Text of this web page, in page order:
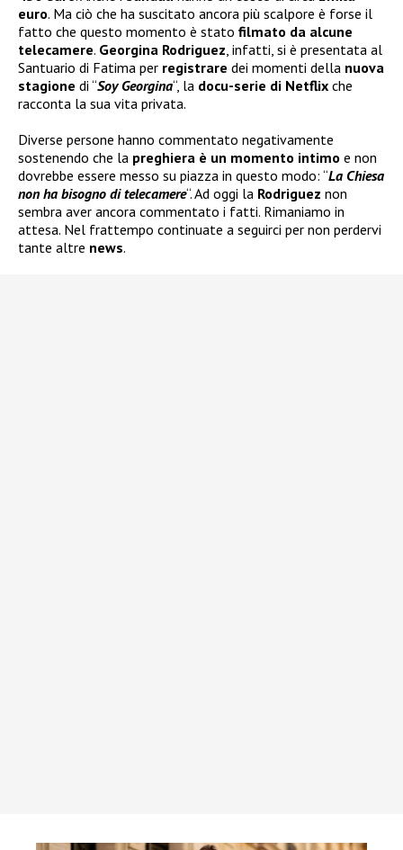
euro. Ma ciò che ha suscitato ancora più scalpore è forse il
fatto che questo momento è stato filmato da alcune
telecamere. Georgina Rodriguez, infatti, si è presentata al
Santuario di Fatima per registrare dei momenti della nuova
stagione di “Soy Georgina“, la docu-serie di Netflix che
racconta la sua vita privata.
Diverse persone hanno commentato negativamente
sostenendo che la preghiera è un momento intimo e non
dovrebbe essere messo su piazza in questo modo: “La Chiesa
non ha bisogno di telecamere“. Ad oggi la Rodriguez non
sembra aver ancora commentato i fatti. Rimaniamo in
attesa. Nel frattempo continuate a seguirci per non perdervi
tante altre news.